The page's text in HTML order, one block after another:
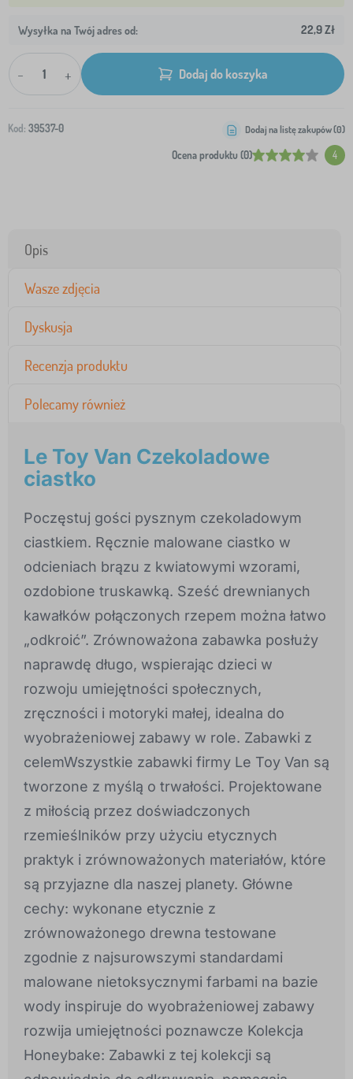
Wysyłka na Twój adres od: 22,9 Zł
- + Dodaj do koszyka
Kod: 39537-0
Ocena produktu (0) 4
Dodaj na listę zakupów (0)
Opis
Wasze zdjęcia
Dyskusja
Recenzja produktu
Polecamy również
Le Toy Van Czekoladowe
ciastko
Poczęstuj gości pysznym czekoladowym
ciastkiem. Ręcznie malowane ciastko w
odcieniach brązu z kwiatowymi wzorami,
ozdobione truskawką. Sześć drewnianych
kawałków połączonych rzepem można łatwo
„odkroić”. Zrównoważona zabawka posłuży
naprawdę długo, wspierając dzieci w
rozwoju umiejętności społecznych,
zręczności i motoryki małej, idealna do
wyobrażeniowej zabawy w role. Zabawki z
celemWszystkie zabawki firmy Le Toy Van są
tworzone z myślą o trwałości. Projektowane
z miłością przez doświadczonych
rzemieślników przy użyciu etycznych
praktyk i zrównoważonych materiałów, które
są przyjazne dla naszej planety. Główne
cechy: wykonane etycznie z
zrównoważonego drewna testowane
zgodnie z najsurowszymi standardami
malowane nietoksycznymi farbami na bazie
wody inspiruje do wyobrażeniowej zabawy
rozwija umiejętności poznawcze Kolekcja
Honeybake: Zabawki z tej kolekcji są